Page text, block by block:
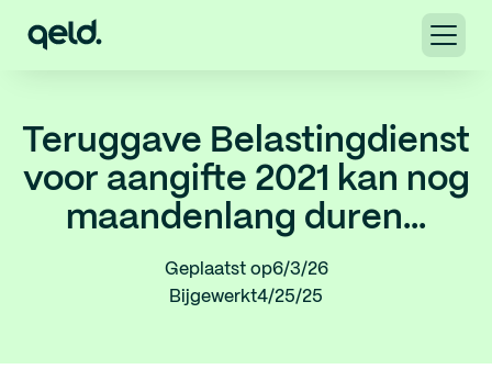
Teruggave Belastingdienst
voor aangifte 2021 kan nog
maandenlang duren...
Geplaatst op6/3/26
Bijgewerkt4/25/25